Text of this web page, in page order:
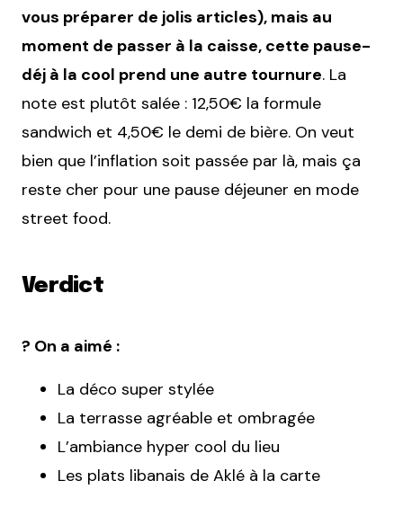
vous préparer de jolis articles), mais au
moment de passer à la caisse, cette pause-
déj à la cool prend une autre tournure. La
note est plutôt salée : 12,50€ la formule
sandwich et 4,50€ le demi de bière. On veut
bien que l’inflation soit passée par là, mais ça
reste cher pour une pause déjeuner en mode
street food.
Verdict
? On a aimé :
La déco super stylée
La terrasse agréable et ombragée
L’ambiance hyper cool du lieu
Les plats libanais de Aklé à la carte